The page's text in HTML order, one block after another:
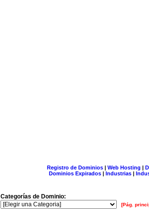
Registro de Dominios| Web Hosting |
Dominios Expirados | Industrias |
Categorías de Dominio:
[Pág.